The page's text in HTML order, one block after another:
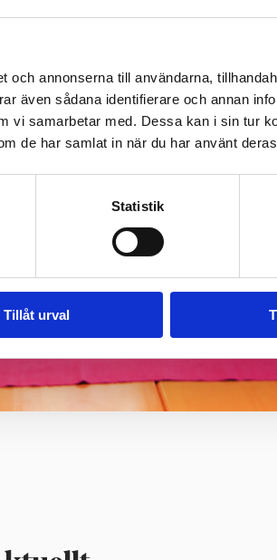
och annonserna till användarna,
även sådana identifierare och annan
vi samarbetar med. Dessa kan i sin tur
de har samlat in när du har använt
Statistik
Tillåt urval